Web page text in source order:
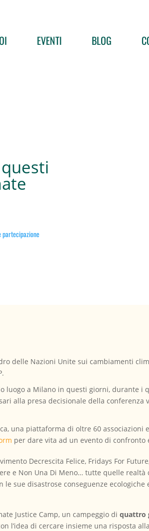
EVENTI BLOG
partecipazione
delle Nazioni Unite sui cambiamenti
luogo a Milano in questi giorni, durante
alla presa decisionale della conferenza
una piattaforma di oltre 60 associazioni
per dare vita ad un evento di confronto
Decrescita Felice, Fridays For
e Non Una Di Meno… tutte quelle
sue disastrose conseguenze ecologiche
Justice Camp, un campeggio diquattro
l’idea di cercare insieme una risposta